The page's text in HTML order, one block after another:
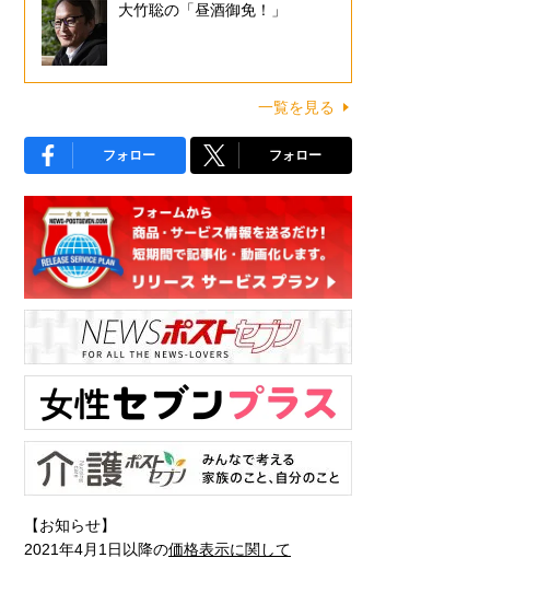
大竹聡の「昼酒御免！」
一覧を見る
フォロー フォロー
【お知らせ】
2021年4月1日以降の価格表示に関して